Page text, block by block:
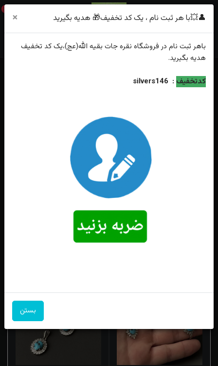
0
فقط محصولات موجود
👤💥با هر ثبت نام ، یک کد تخفیف🎁 هدیه بگیرید ×
باهر ثبت نام در فروشگاه نقره جات بقیه الله(عج)،یک کد تخفیف
هدیه بگیرید.
کدتخفیف :
silvers146
بستن